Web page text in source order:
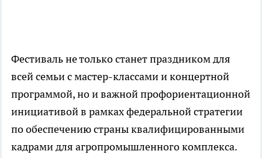
Фестиваль не только станет праздником для
всей семьи с мастер-классами и концертной
программой, но и важной профориентационной
инициативой в рамках федеральной стратегии
по обеспечению страны квалифицированными
кадрами для агропромышленного комплекса.